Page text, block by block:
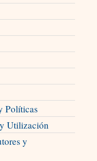
Políticas
Utilización
y